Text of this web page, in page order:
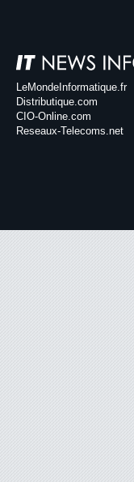
LeMondeInformatique.fr
Distributique.com
CIO-Online.com
Reseaux-Telecoms.net